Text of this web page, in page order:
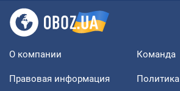
О компании Команда
Правовая информация
Политика